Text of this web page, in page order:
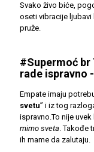
Svako živo biće,
oseti vibracije
pruže.
#Supermoć br
rade ispravno
Empate imaju
svetu” i iz tog
ispravno.To nije
mimo sveta. Takođe
ih mame da zalutaju.